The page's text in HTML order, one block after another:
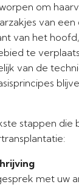
om
van
van het
te
van de
stappen die
met uw